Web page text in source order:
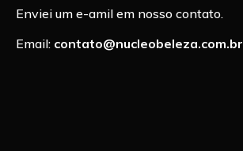
Enviei um e-amil em nosso contato.
Email: contato@nucleobeleza.com.br